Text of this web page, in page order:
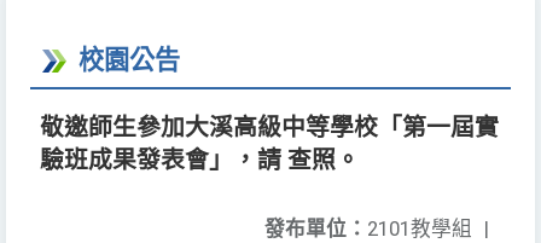
校園公告
敬邀師生參加大溪高級中等學校「第一屆實
驗班成果發表會」，請 查照。
發布單位： 2101教學組 |